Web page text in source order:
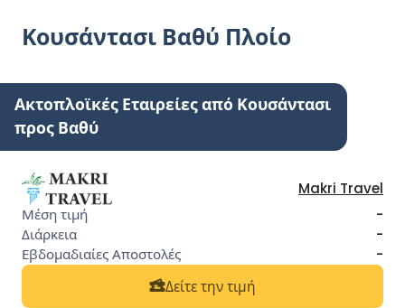
Κουσάντασι Βαθύ Πλοίο
Ακτοπλοϊκές Εταιρείες από Κουσάντασι
προς Βαθύ
Makri Travel
-
-
-
Δείτε την τιμή